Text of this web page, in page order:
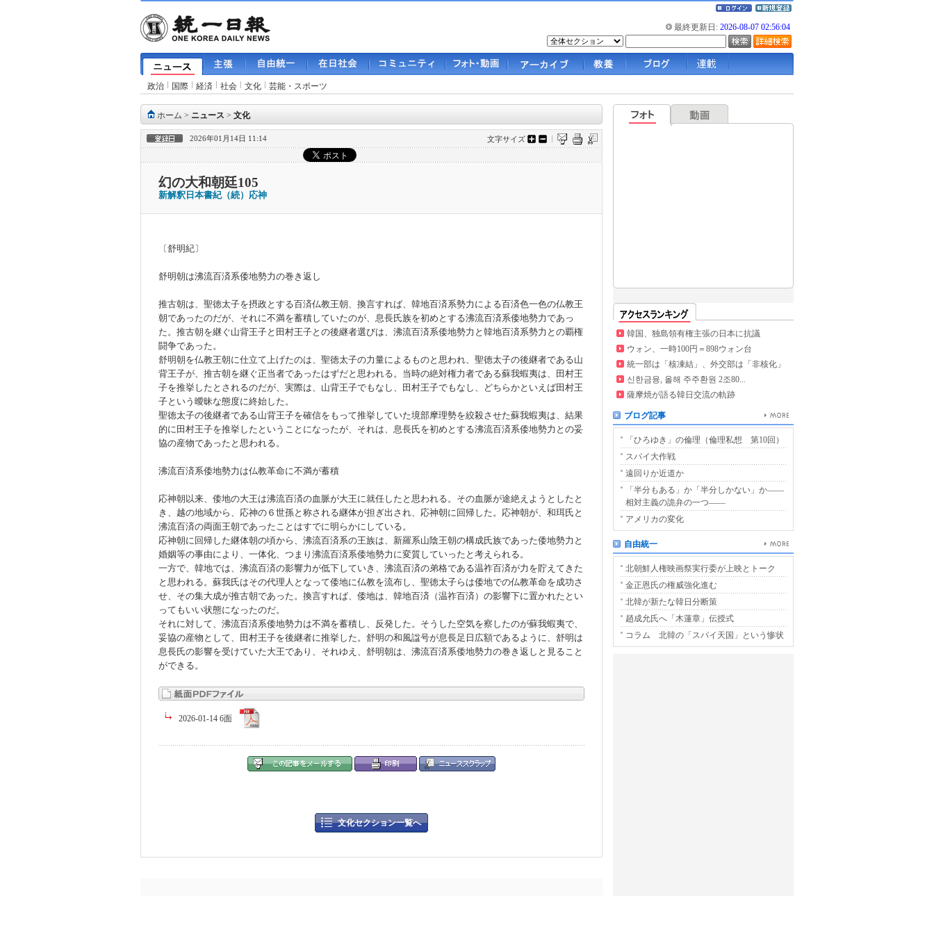
最終更新日: 2026-08-07 02:56:04
政治 国際 経済 社会 文化 芸能・スポーツ
ホーム > ニュース > 文化
2026年01月14日 11:14 文字サイズ
幻の大和朝廷105
新解釈日本書紀（続）応神
〔舒明紀〕
舒明朝は沸流百済系倭地勢力の巻き返し
推古朝は、聖徳太子を摂政とする百済仏教王朝、換言すれば、韓地百済系勢力による百済色一色の仏教王
朝であったのだが、それに不満を蓄積していたのが、息長氏族を初めとする沸流百済系倭地勢力であっ
た。推古朝を継ぐ山背王子と田村王子との後継者選びは、沸流百済系倭地勢力と韓地百済系勢力との覇権
闘争であった。
舒明朝を仏教王朝に仕立て上げたのは、聖徳太子の力量によるものと思われ、聖徳太子の後継者である山
背王子が、推古朝を継ぐ正当者であったはずだと思われる。当時の絶対権力者である蘇我蝦夷は、田村王
子を推挙したとされるのだが、実際は、山背王子でもなし、田村王子でもなし、どちらかといえば田村王
子という曖昧な態度に終始した。
聖徳太子の後継者である山背王子を確信をもって推挙していた境部摩理勢を絞殺させた蘇我蝦夷は、結果
的に田村王子を推挙したということになったが、それは、息長氏を初めとする沸流百済系倭地勢力との妥
協の産物であったと思われる。
沸流百済系倭地勢力は仏教革命に不満が蓄積
応神朝以来、倭地の大王は沸流百済の血脈が大王に就任したと思われる。その血脈が途絶えようとしたと
き、越の地域から、応神の６世孫と称される継体が担ぎ出され、応神朝に回帰した。応神朝が、和珥氏と
沸流百済の両面王朝であったことはすでに明らかにしている。
応神朝に回帰した継体朝の頃から、沸流百済系の王族は、新羅系山陰王朝の構成氏族であった倭地勢力と
婚姻等の事由により、一体化、つまり沸流百済系倭地勢力に変質していったと考えられる。
一方で、韓地では、沸流百済の影響力が低下していき、沸流百済の弟格である温祚百済が力を貯えてきた
と思われる。蘇我氏はその代理人となって倭地に仏教を流布し、聖徳太子らは倭地での仏教革命を成功さ
せ、その集大成が推古朝であった。換言すれば、倭地は、韓地百済（温祚百済）の影響下に置かれたとい
ってもいい状態になったのだ。
それに対して、沸流百済系倭地勢力は不満を蓄積し、反発した。そうした空気を察したのが蘇我蝦夷で、
妥協の産物として、田村王子を後継者に推挙した。舒明の和風諡号が息長足日広額であるように、舒明は
息長氏の影響を受けていた大王であり、それゆえ、舒明朝は、沸流百済系倭地勢力の巻き返しと見ること
ができる。
2026-01-14 6面
文化セクション一覧へ
韓国、独島領有権主張の日本に抗議
ウォン、一時100円＝898ウォン台
統一部は「核凍結」、外交部は「非核化」
신한금융, 올해 주주환원 2조80...
薩摩焼が語る韓日交流の軌跡
ブログ記事
「ひろゆき」の倫理（倫理私想 第10回）
スパイ大作戦
遠回りか近道か
「半分もある」か「半分しかない」か――
相対主義の詭弁の一つ――
アメリカの変化
自由統一
北朝鮮人権映画祭実行委が上映とトーク
金正恩氏の権威強化進む
北韓が新たな韓日分断策
趙成允氏へ「木蓮章」伝授式
コラム 北韓の「スパイ天国」という惨状